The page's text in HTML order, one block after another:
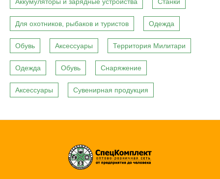
Аккумуляторы и зарядные устройства Станки
Для охотников, рыбаков и туристов Одежда
Обувь Аксессуары Территория Милитари
Одежда Обувь Снаряжение
Аксессуары Сувенирная продукция